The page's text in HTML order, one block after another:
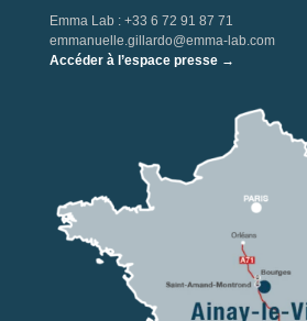
Emma Lab : +33 6 72 91 87 71
emmanuelle.gillardo@emma-lab.com
Accéder à l’espace presse →